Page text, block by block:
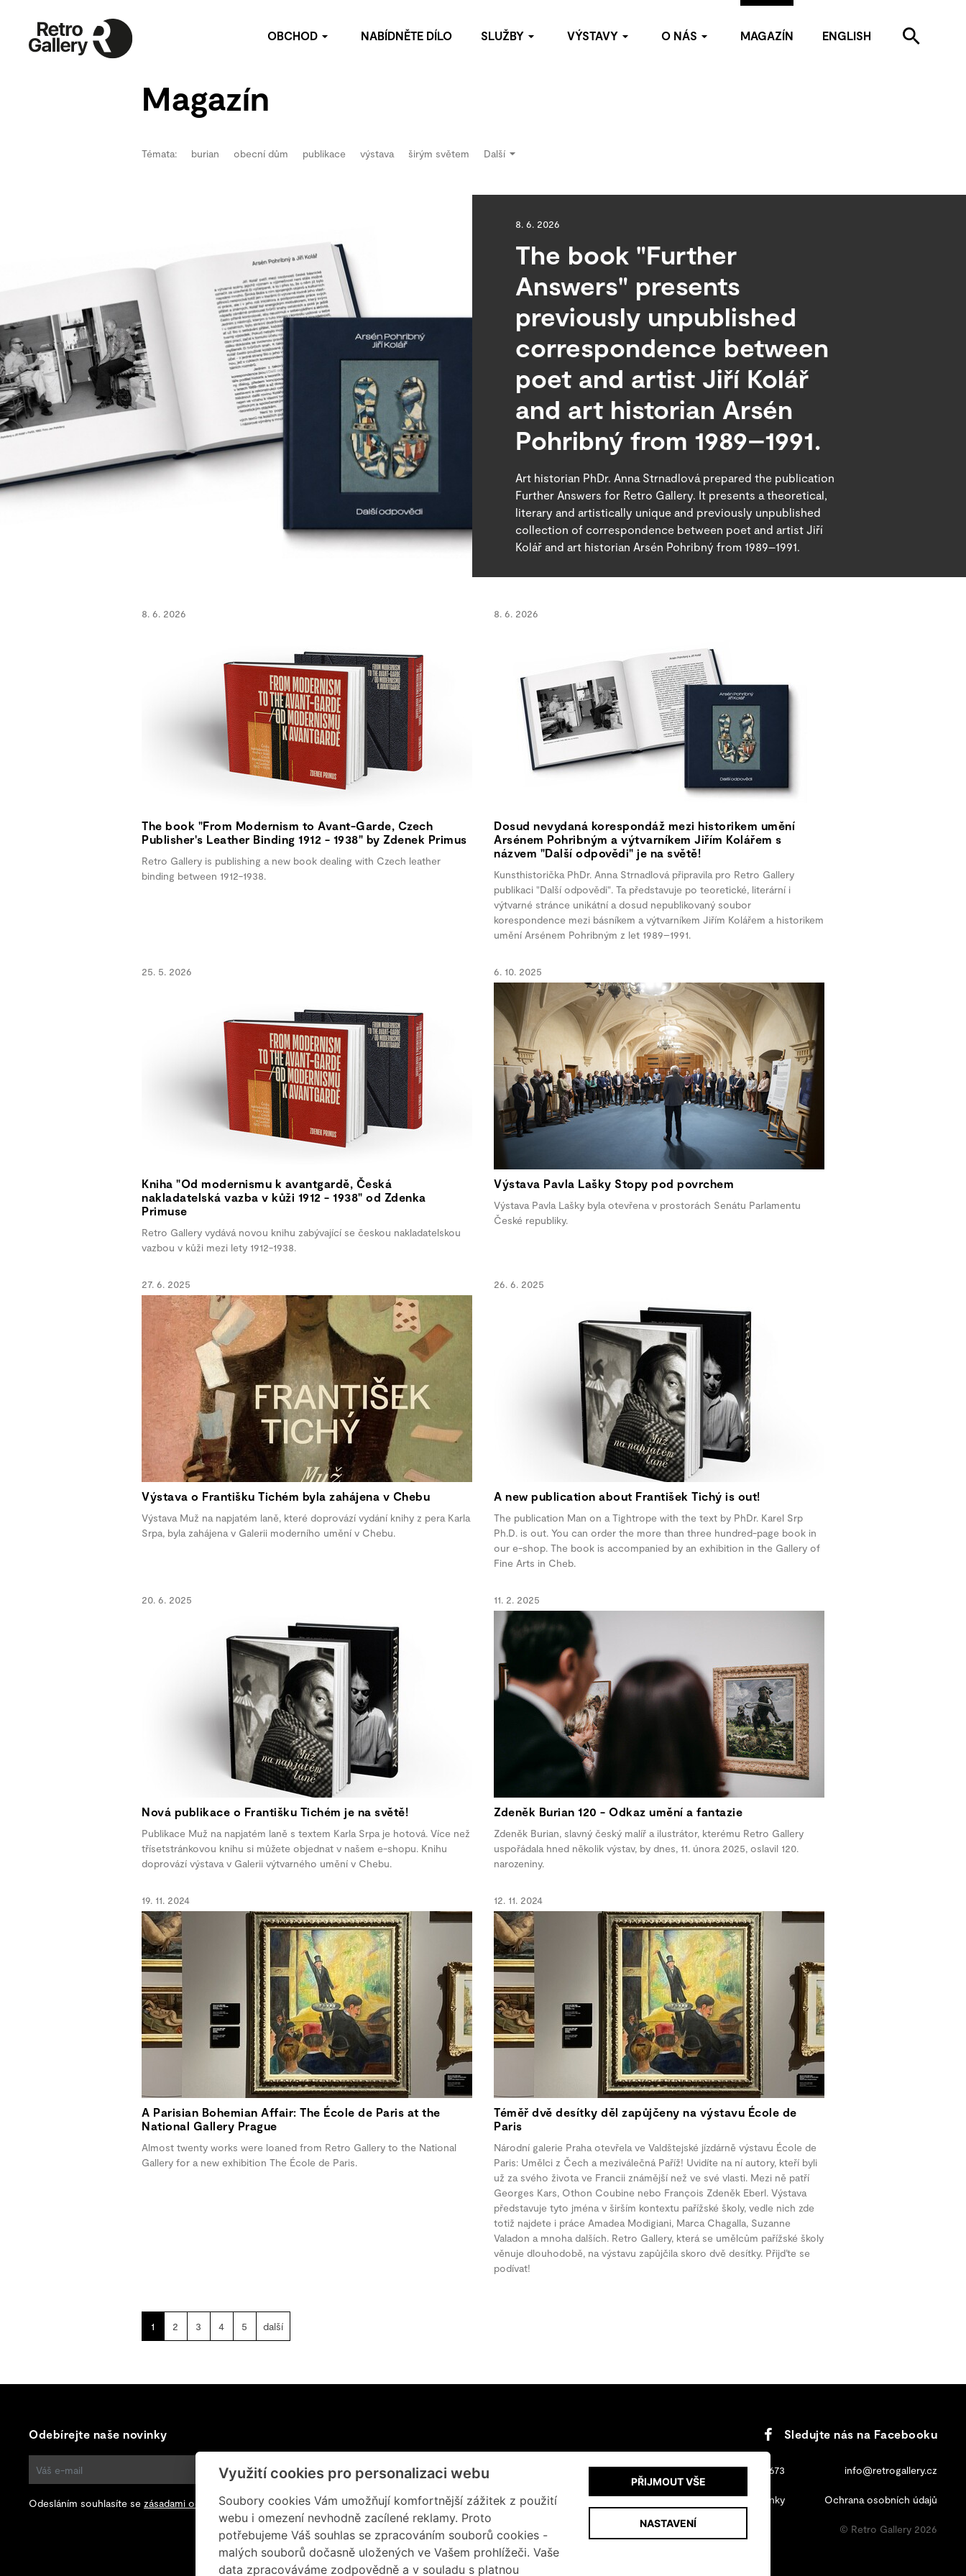
OBCHOD
Publikace
NABÍDNĚTE DÍLO SLUŽBY VÝSTAVY O NÁS MAGAZÍN ENGLISH
Magazín
Témata: burian obecní dům publikace výstava širým světem Další
8. 6. 2026
The book "Further
Answers" presents
previously unpublished
correspondence between
poet and artist Jiří Kolář
and art historian Arsén
Pohribný from 1989–1991.
Art historian PhDr. Anna Strnadlová prepared the publication
Further Answers for Retro Gallery. It presents a theoretical,
literary and artistically unique and previously unpublished
collection of correspondence between poet and artist Jiří
Kolář and art historian Arsén Pohribný from 1989–1991.
8. 6. 2026
The book "From Modernism to Avant-Garde, Czech
Publisher's Leather Binding 1912 - 1938" by Zdenek Primus
Retro Gallery is publishing a new book dealing with Czech leather
binding between 1912-1938.
8. 6. 2026
Dosud nevydaná korespondáž mezi historikem umění
Arsénem Pohribným a výtvarníkem Jiřím Kolářem s
názvem "Další odpovědi" je na světě!
Kunsthistorička PhDr. Anna Strnadlová připravila pro Retro Gallery
publikaci "Další odpovědi". Ta představuje po teoretické, literární i
výtvarné stránce unikátní a dosud nepublikovaný soubor
korespondence mezi básníkem a výtvarníkem Jiřím Kolářem a historikem
umění Arsénem Pohribným z let 1989–1991.
25. 5. 2026
Kniha "Od modernismu k avantgardě, Česká
nakladatelská vazba v kůži 1912 - 1938" od Zdenka
Primuse
Retro Gallery vydává novou knihu zabývající se českou nakladatelskou
vazbou v kůži mezi lety 1912-1938.
6. 10. 2025
Výstava Pavla Lašky Stopy pod povrchem
Výstava Pavla Lašky byla otevřena v prostorách Senátu Parlamentu
České republiky.
27. 6. 2025
Výstava o Františku Tichém byla zahájena v Chebu
Výstava Muž na napjatém laně, které doprovází vydání knihy z pera Karla
Srpa, byla zahájena v Galerii moderního umění v Chebu.
26. 6. 2025
A new publication about František Tichý is out!
The publication Man on a Tightrope with the text by PhDr. Karel Srp
Ph.D. is out. You can order the more than three hundred-page book in
our e-shop. The book is accompanied by an exhibition in the Gallery of
Fine Arts in Cheb.
20. 6. 2025
Nová publikace o Františku Tichém je na světě!
Publikace Muž na napjatém laně s textem Karla Srpa je hotová. Více než
třísetstránkovou knihu si můžete objednat v našem e-shopu. Knihu
doprovází výstava v Galerii výtvarného umění v Chebu.
11. 2. 2025
Zdeněk Burian 120 - Odkaz umění a fantazie
Zdeněk Burian, slavný český malíř a ilustrátor, kterému Retro Gallery
uspořádala hned několik výstav, by dnes, 11. února 2025, oslavil 120.
narozeniny.
19. 11. 2024
A Parisian Bohemian Affair: The École de Paris at the
National Gallery Prague
Almost twenty works were loaned from Retro Gallery to the National
Gallery for a new exhibition The École de Paris.
12. 11. 2024
Téměř dvě desítky děl zapůjčeny na výstavu École de
Paris
Národní galerie Praha otevřela ve Valdštejské jízdárně výstavu École de
Paris: Umělci z Čech a meziválečná Paříž! Uvidíte na ní autory, kteří byli
už za svého života ve Francii známější než ve své vlasti. Mezi ně patří
Georges Kars, Othon Coubine nebo François Zdeněk Eberl. Výstava
představuje tyto jména v širším kontextu pařížské školy, vedle nich zde
totiž najdete i práce Amadea Modigiani, Marca Chagalla, Suzanne
Valadon a mnoha dalších. Retro Gallery, která se umělcům pařížské školy
věnuje dlouhodobě, na výstavu zapůjčila skoro dvě desítky. Přijďte se
podívat!
1 2 3 4 5 další
Odebírejte naše novinky
ODEBÍRAT
Odesláním souhlasíte se zásadami ochrany osobních údajů.
Sledujte nás na Facebooku
+420 602 200 928 +420 702 131 673 info@retrogallery.cz
Informace o cookies Obchodní podmínky Ochrana osobních údajů
© Retro Gallery 2026
Využití cookies pro personalizaci webu
Soubory cookies Vám umožňují komfortnější zážitek z použití
webu i omezení nevhodně zacílené reklamy. Proto
potřebujeme Váš souhlas se zpracováním souborů cookies -
malých souborů dočasně uložených ve Vašem prohlížeči. Vaše
data zpracováváme zodpovědně a v souladu s platnou
PŘIJMOUT VŠE
NASTAVENÍ